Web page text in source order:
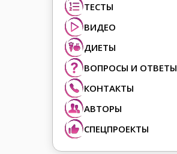
ТЕСТЫ
ВИДЕО
ДИЕТЫ
ВОПРОСЫ И ОТВЕТЫ
КОНТАКТЫ
АВТОРЫ
СПЕЦПРОЕКТЫ